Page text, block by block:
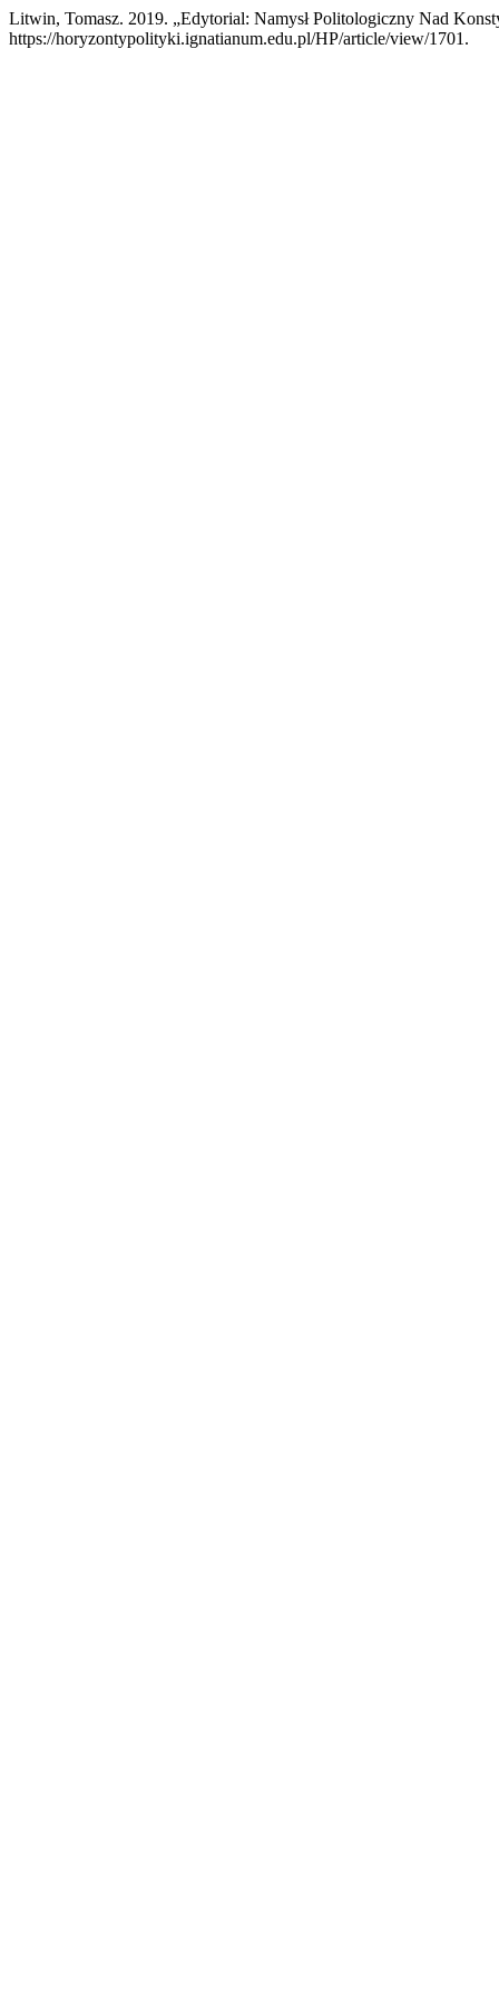
Litwin, Tomasz. 2019. „Edytorial: Namysł Politologiczny Nad
https://horyzontypolityki.ignatianum.edu.pl/HP/article/view/1701.